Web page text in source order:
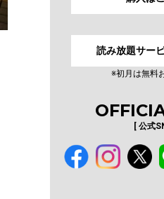
読み放題サー
※初月は無料
[ 公式